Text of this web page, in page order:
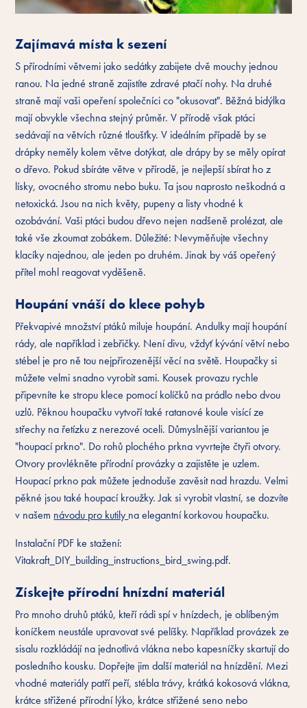
Zajímavá místa k sezení
S přírodními větvemi jako sedátky zabijete dvě mouchy jednou
ranou. Na jedné straně zajistíte zdravé ptačí nohy. Na druhé
straně mají vaši opeření společníci co "okusovat". Běžná bidýlka
mají obvykle všechna stejný průměr. V přírodě však ptáci
sedávají na větvích různé tloušťky. V ideálním případě by se
drápky neměly kolem větve dotýkat, ale drápy by se měly opírat
o dřevo. Pokud sbíráte větve v přírodě, je nejlepší sbírat ho z
lísky, ovocného stromu nebo buku. Ta jsou naprosto neškodná a
netoxická. Jsou na nich květy, pupeny a listy vhodné k
ozobávání. Vaši ptáci budou dřevo nejen nadšeně prolézat, ale
také vše zkoumat zobákem. Důležité: Nevyměňujte všechny
klacíky najednou, ale jeden po druhém. Jinak by váš opeřený
přítel mohl reagovat vyděšeně.
Houpání vnáší do klece pohyb
Překvapivé množství ptáků miluje houpání. Andulky mají houpání
rády, ale například i zebřičky. Není divu, vždyť kývání větví nebo
stébel je pro ně tou nejpřirozenější věcí na světě. Houpačky si
můžete velmi snadno vyrobit sami. Kousek provazu rychle
připevníte ke stropu klece pomocí kolíčků na prádlo nebo dvou
uzlů. Pěknou houpačku vytvoří také ratanové koule visící ze
střechy na řetízku z nerezové oceli. Důmyslnější variantou je
"houpací prkno". Do rohů plochého prkna vyvrtejte čtyři otvory.
Otvory provlékněte přírodní provázky a zajistěte je uzlem.
Houpací prkno pak můžete jednoduše zavěsit nad hrazdu. Velmi
pěkné jsou také houpací kroužky. Jak si vyrobit vlastní, se dozvíte
v našem návodu pro kutily na elegantní korkovou houpačku.
Instalační PDF ke stažení:
Vitakraft_DIY_building_instructions_bird_swing.pdf.
Získejte přírodní hnízdní materiál
Pro mnoho druhů ptáků, kteří rádi spí v hnízdech, je oblíbeným
koníčkem neustále upravovat své pelíšky. Například provázek ze
sisalu rozkládájí na jednotlivá vlákna nebo kapesníčky skartují do
posledního kousku. Dopřejte jim další materiál na hnízdění. Mezi
vhodné materiály patří peří, stébla trávy, krátká kokosová vlákna,
krátce střižené přírodní lýko, krátce střižené seno nebo